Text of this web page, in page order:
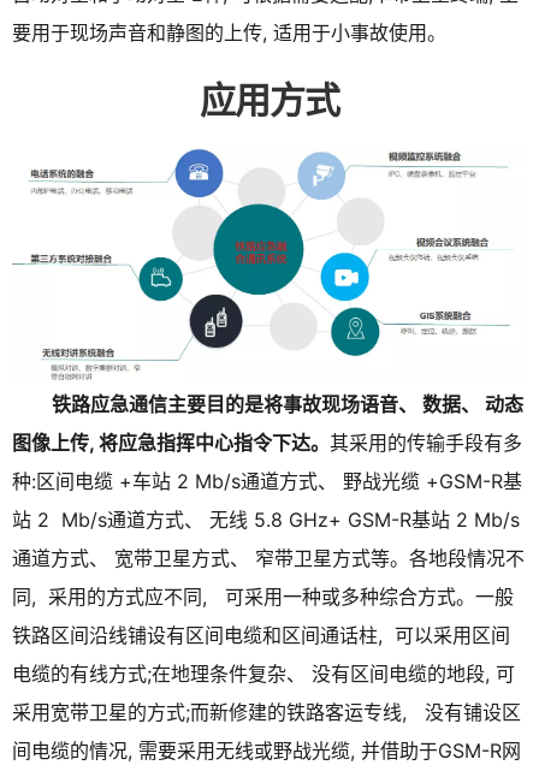
要用于现场声音和静图的上传, 适用于小事故使用。
应用方式
铁路应急通信主要目的是将事故现场语音、 数据、 动态
图像上传, 将应急指挥中心指令下达。 其采用的传输手段有多
种:区间电缆 +车站 2 Mb/s通道方式、 野战光缆 +GSM-R基
站 2 Mb/s通道方式、 无线 5.8 GHz+ GSM-R基站 2 Mb/s
通道方式、 宽带卫星方式、 窄带卫星方式等。各地段情况不
同, 采用的方式应不同, 可采用一种或多种综合方式。一般
铁路区间沿线铺设有区间电缆和区间通话柱, 可以采用区间
电缆的有线方式;在地理条件复杂、 没有区间电缆的地段, 可
采用宽带卫星的方式;而新修建的铁路客运专线, 没有铺设区
间电缆的情况, 需要采用无线或野战光缆, 并借助于GSM-R网